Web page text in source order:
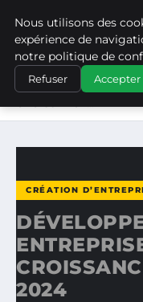
MEDIA EDGE
ACCUEIL
CRÉATION
DÉVELOPPEZ VOTRE
CRÉATION
2024
Nous utilisons des
expérience de
notre politique de
Refuser Accepter